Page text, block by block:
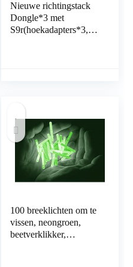
Nieuwe richtingstack
Dongle*3 met
S9r(hoekadapters*3,
100 breeklichten om te
vissen, neongroen,
beetverklikker,